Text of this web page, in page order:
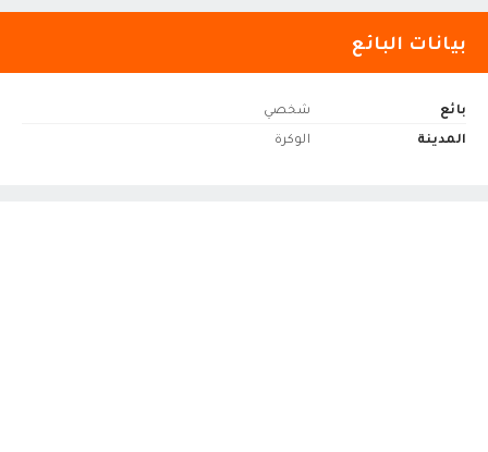
بيانات البائع
بائع
شخصي
المدينة
الوكرة